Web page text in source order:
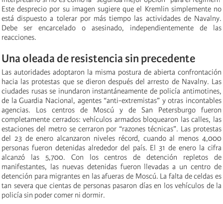
Este desprecio por su imagen sugiere que el Kremlin simplemente no
está dispuesto a tolerar por más tiempo las actividades de Navalny.
Debe ser encarcelado o asesinado, independientemente de las
reacciones.
Una oleada de resistencia sin precedente
Las autoridades adoptaron la misma postura de abierta confrontación
hacia las protestas que se dieron después del arresto de Navalny. Las
ciudades rusas se inundaron instantáneamente de policía antimotines,
de la Guardia Nacional, agentes “anti-extremistas” y otras incontables
agencias. Los centros de Moscú y de San Petersburgo fueron
completamente cerrados: vehículos armados bloquearon las calles, las
estaciones del metro se cerraron por “razones técnicas”. Las protestas
del 23 de enero alcanzaron niveles récord, cuando al menos 4,000
personas fueron detenidas alrededor del país. El 31 de enero la cifra
alcanzó las 5,700. Con los centros de detención repletos de
manifestantes, las nuevas detenidas fueron llevadas a un centro de
detención para migrantes en las afueras de Moscú. La falta de celdas es
tan severa que cientas de personas pasaron días en los vehículos de la
policía sin poder comer ni dormir.